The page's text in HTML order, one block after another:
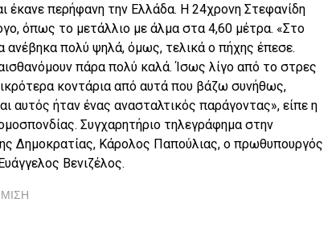
έκανε περήφανη την Ελλάδα. Η 24χρονη Στεφανίδη
όπως το μετάλλιο με άλμα στα 4,60 μέτρα. «Στο
πολύ ψηλά, όμως, τελικά ο πήχης έπεσε.
πάρα πολύ καλά. Ίσως λίγο από το στρες
κοντάρια από αυτά που βάζω συνήθως,
αυτός ήταν ένας ανασταλτικός παράγοντας», είπε η
Συγχαρητήριο τηλεγράφημα στην
Δημοκρατίας, Κάρολος Παπούλιας, ο πρωθυπουργός
Βενιζέλος.